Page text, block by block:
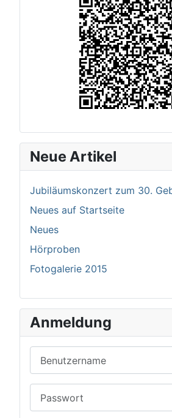
Neue Artikel
Jubiläumskonzert zum 30.
Neues auf Startseite
Neues
Hörproben
Fotogalerie 2015
Anmeldung